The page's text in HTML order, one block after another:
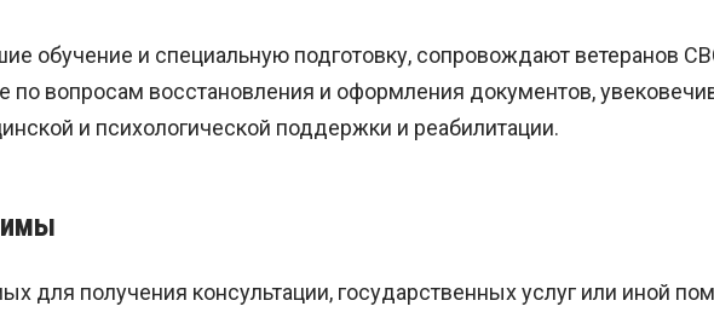
обучение и специальную подготовку, сопровождают ветеранов
вопросам восстановления и оформления документов,
и психологической поддержки и реабилитации.
для получения консультации, государственных услуг или иной